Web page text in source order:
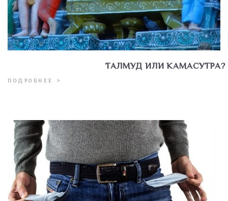
ТАЛМУД ИЛИ КАМАСУТРА?
ПОДРОБНЕЕ >